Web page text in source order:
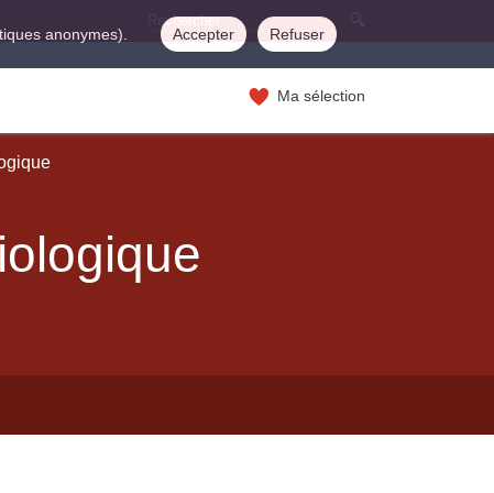
anonymes). Accepter Refuser
Ma sélection